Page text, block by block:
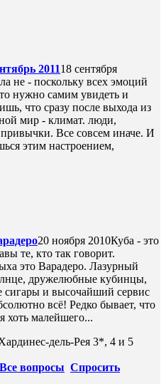
201118 сентября
не - поскольку всех эмоций
нужно самим увидеть и
что сразу после выхода из
мир - климат. люди,
Все совсем иначе. И
этим настроением,
20 ноября 2010Куба - это
те, кто так говорит.
это Варадеро. Лазурный
дружелюбные кубинцы,
сигары и высочайший сервис
всё! Редко бывает, что
хоть малейшего...
дель-Рея 3*, 4 и 5
Все вопросы Спросить